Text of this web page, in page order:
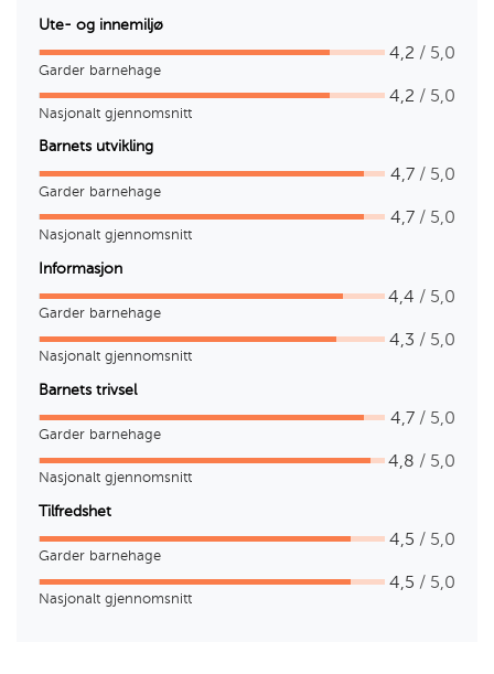
Ute- og innemiljø
4,2 / 5,0
Garder barnehage
4,2 / 5,0
Nasjonalt gjennomsnitt
Barnets utvikling
4,7 / 5,0
Garder barnehage
4,7 / 5,0
Nasjonalt gjennomsnitt
Informasjon
4,4 / 5,0
Garder barnehage
4,3 / 5,0
Nasjonalt gjennomsnitt
Barnets trivsel
4,7 / 5,0
Garder barnehage
4,8 / 5,0
Nasjonalt gjennomsnitt
Tilfredshet
4,5 / 5,0
Garder barnehage
4,5 / 5,0
Nasjonalt gjennomsnitt